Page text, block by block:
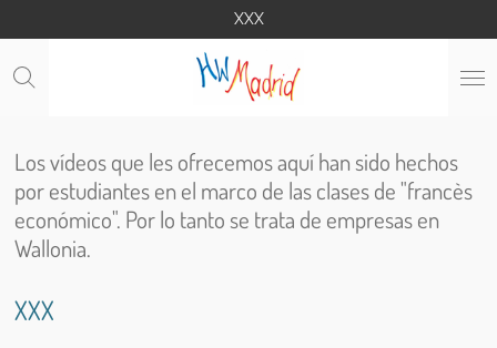
direct
naar
XXX
Los vídeos que les ofrecemos aquí han sido hechos
por estudiantes en el marco de las clases de "francès
económico". Por lo tanto se trata de empresas en
Wallonia.
XXX